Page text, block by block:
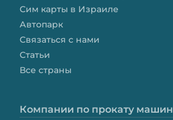
Сим карты в Израиле
Автопарк
Связаться с нами
Статьи
Все страны
Компании по прокату машин